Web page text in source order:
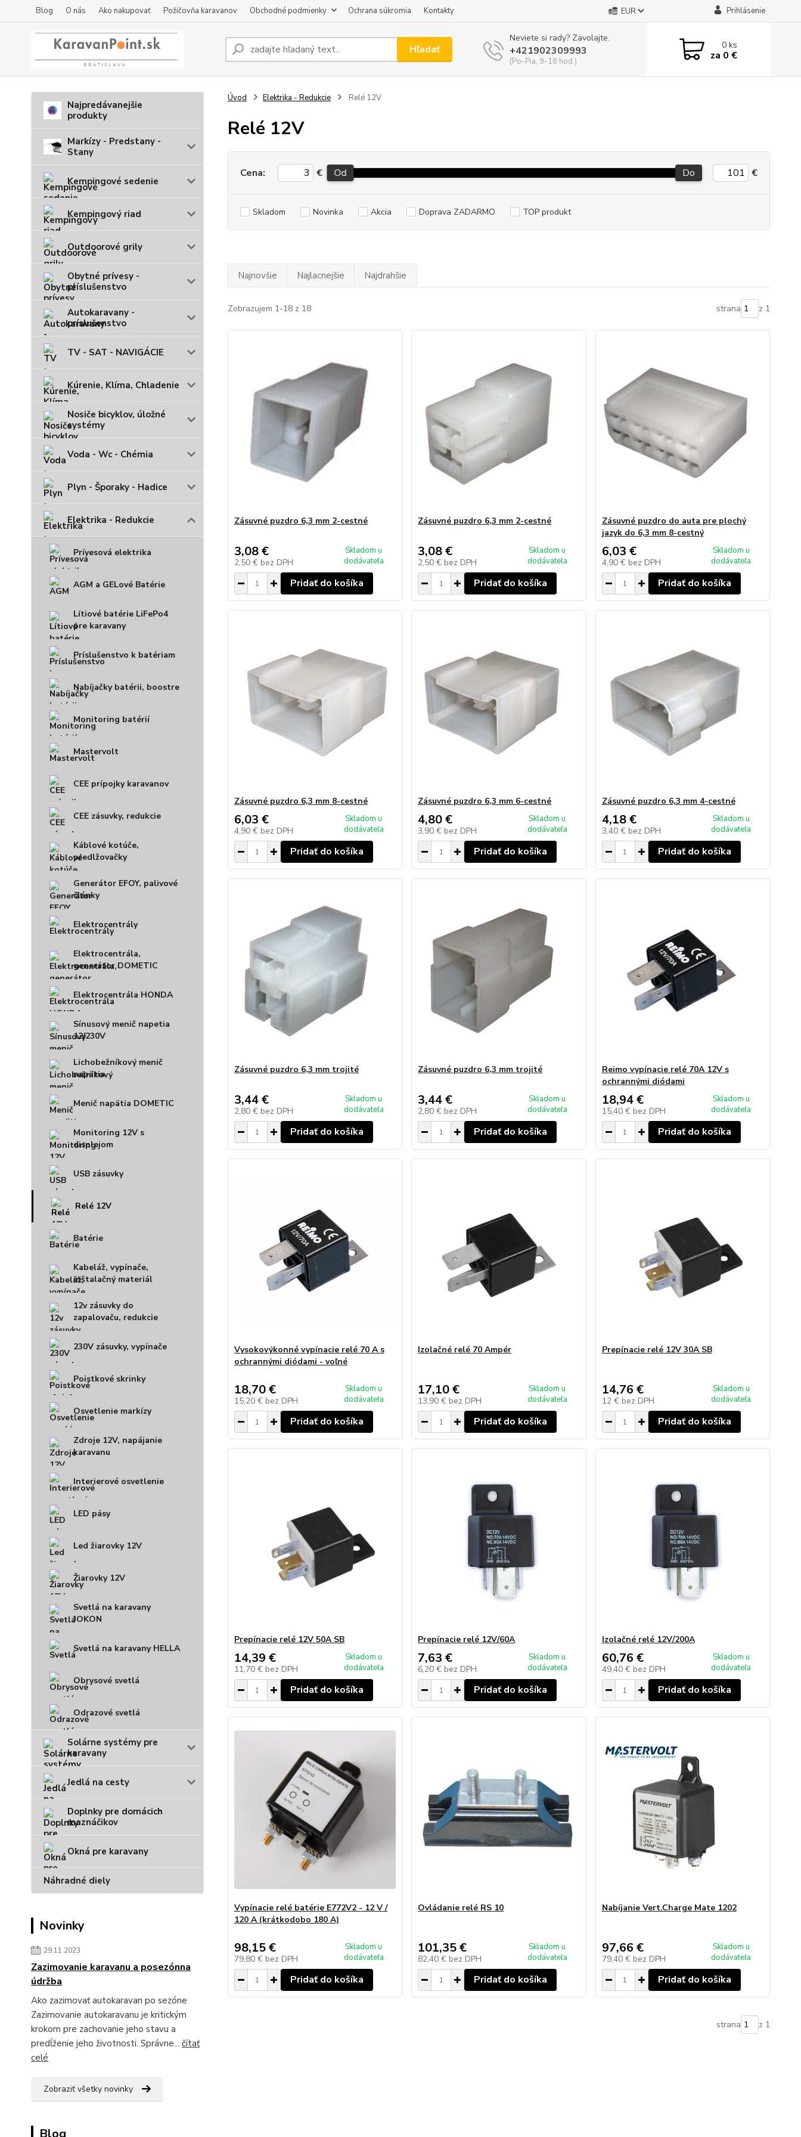
Blog O nás Ako nakupovať Požičovňa karavanov Obchodné podmienky Ochrana súkromia Kontakty EUR Prihlásenie
Hľadať
Neviete si rady? Zavolajte.
+421902309993
(Po-Pia, 9-18 hod.)
0ks
za 0 €
Najpredávanejšie
produkty
Markízy - Predstany -
Stany
Kempingové sedenie
Kempingový riad
Outdoorové grily
Obytné prívesy -
príslušenstvo
Autokaravany -
príslušenstvo
TV - SAT - NAVIGÁCIE
Kúrenie, Klíma, Chladenie
Nosiče bicyklov, úložné
systémy
Voda - Wc - Chémia
Plyn - Šporaky - Hadice
Elektrika - Redukcie
Prívesová elektrika
AGM a GELové Batérie
Lítiové batérie LiFePo4
pre karavany
Príslušenstvo k batériam
Nabíjačky batérii, boostre
Monitoring batérií
Mastervolt
CEE prípojky karavanov
CEE zásuvky, redukcie
Káblové kotúče,
predlžovačky
Generátor EFOY, palivové
články
Elektrocentrály
Elektrocentrála,
generátor DOMETIC
Elektrocentrála HONDA
Sínusový menič napetia
12/230V
Lichobežníkový menič
napätia
Menič napätia DOMETIC
Monitoring 12V s
displejom
USB zásuvky
Relé 12V
Batérie
Kabeláž, vypínače,
inštalačný materiál
12v zásuvky do
zapalovaču, redukcie
230V zásuvky, vypínače
Poistkové skrinky
Osvetlenie markízy
Zdroje 12V, napájanie
karavanu
Interierové osvetlenie
LED pásy
Led žiarovky 12V
Žiarovky 12V
Svetlá na karavany
JOKON
Svetlá na karavany HELLA
Obrysové svetlá
Odrazové svetlá
Solárne systémy pre
karavany
Jedlá na cesty
Doplnky pre domácich
maznáčikov
Okná pre karavany
Náhradné diely
Novinky
29.11.2023
Zazimovanie karavanu a posezónna
údržba
Ako zazimovať autokaravan po sezóne
Zazimovanie autokaravanu je kritickým
krokom pre zachovanie jeho stavu a
predĺženie jeho životnosti. Správne... čítať
celé
Zobraziť všetky novinky
Blog
Úvod Elektrika - Redukcie Relé 12V
Relé 12V
Cena: € Od Do €
Skladom Novinka Akcia Doprava ZADARMO TOP produkt
Najnovšie Najlacnejšie Najdrahšie
Zobrazujem 1-18 z 18 strana z 1
Zásuvné puzdro 6,3 mm 2-cestné
3,08 €
2,50 € bez DPH
Skladom u
dodávateľa
Pridať do košíka
Zásuvné puzdro 6,3 mm 2-cestné
3,08 €
2,50 € bez DPH
Skladom u
dodávateľa
Pridať do košíka
Zásuvné puzdro do auta pre plochý
jazyk do 6,3 mm 8-cestný
6,03 €
4,90 € bez DPH
Skladom u
dodávateľa
Pridať do košíka
Zásuvné puzdro 6,3 mm 8-cestné
6,03 €
4,90 € bez DPH
Skladom u
dodávateľa
Pridať do košíka
Zásuvné puzdro 6,3 mm 6-cestné
4,80 €
3,90 € bez DPH
Skladom u
dodávateľa
Pridať do košíka
Zásuvné puzdro 6,3 mm 4-cestné
4,18 €
3,40 € bez DPH
Skladom u
dodávateľa
Pridať do košíka
Zásuvné puzdro 6,3 mm trojité
3,44 €
2,80 € bez DPH
Skladom u
dodávateľa
Pridať do košíka
Zásuvné puzdro 6,3 mm trojité
3,44 €
2,80 € bez DPH
Skladom u
dodávateľa
Pridať do košíka
Reimo vypínacie relé 70A 12V s
ochrannými diódami
18,94 €
15,40 € bez DPH
Skladom u
dodávateľa
Pridať do košíka
Vysokovýkonné vypínacie relé 70 A s
ochrannými diódami - voľné
18,70 €
15,20 € bez DPH
Skladom u
dodávateľa
Pridať do košíka
Izolačné relé 70 Ampér
17,10 €
13,90 € bez DPH
Skladom u
dodávateľa
Pridať do košíka
Prepínacie relé 12V 30A SB
14,76 €
12 € bez DPH
Skladom u
dodávateľa
Pridať do košíka
Prepínacie relé 12V 50A SB
14,39 €
11,70 € bez DPH
Skladom u
dodávateľa
Pridať do košíka
Prepínacie relé 12V/60A
7,63 €
6,20 € bez DPH
Skladom u
dodávateľa
Pridať do košíka
Izolačné relé 12V/200A
60,76 €
49,40 € bez DPH
Skladom u
dodávateľa
Pridať do košíka
Vypínacie relé batérie E772V2 - 12 V /
120 A (krátkodobo 180 A)
98,15 €
79,80 € bez DPH
Skladom u
dodávateľa
Pridať do košíka
Ovládanie relé RS 10
101,35 €
82,40 € bez DPH
Skladom u
dodávateľa
Pridať do košíka
Nabíjanie Vert.Charge Mate 1202
97,66 €
79,40 € bez DPH
Skladom u
dodávateľa
Pridať do košíka
strana z 1